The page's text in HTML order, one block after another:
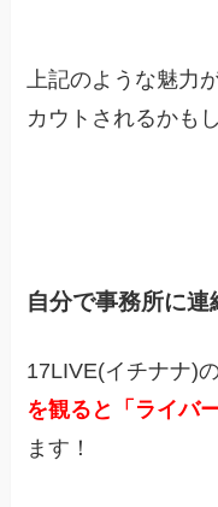
上記のような魅力
カウトされるかも
自分で事務所に連
17LIVE(イチナナ)
を観ると「ライバ
ます！